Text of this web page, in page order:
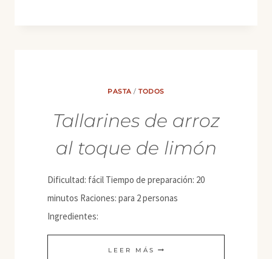
PASTA /TODOS
Tallarines de arroz
al toque de limón
Dificultad: fácil Tiempo de preparación: 20
minutos Raciones: para 2 personas
Ingredientes:
LEER MÁS TALLARINES